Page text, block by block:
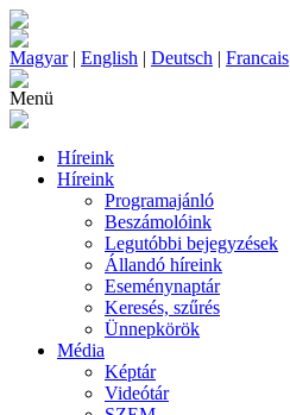
Magyar| English | Deutsch | Francais
Menü
Híreink
Híreink
Programajánló
Beszámolóink
Legutóbbi bejegyzések
Állandó híreink
Eseménynaptár
Keresés, szűrés
Ünnepkörök
Média
Képtár
Videótár